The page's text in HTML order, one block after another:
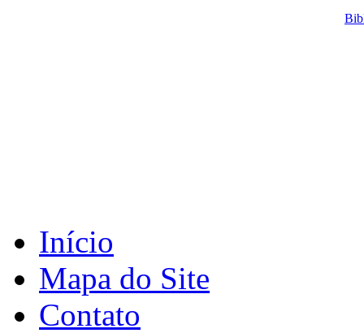
Início
Mapa do Site
Contato